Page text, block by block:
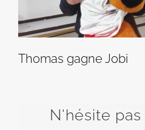
Thomas gagne Jobi
N'hésite